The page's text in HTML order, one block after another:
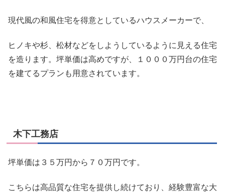
現代風の和風住宅を得意としているハウスメーカーで、
ヒノキや杉、松材などをしようしているように見える住宅
を造ります。坪単価は高めですが、１０００万円台の住宅
を建てるプランも用意されています。
木下工務店
坪単価は３５万円から７０万円です。
こちらは高品質な住宅を提供し続けており、 経験豊富な大